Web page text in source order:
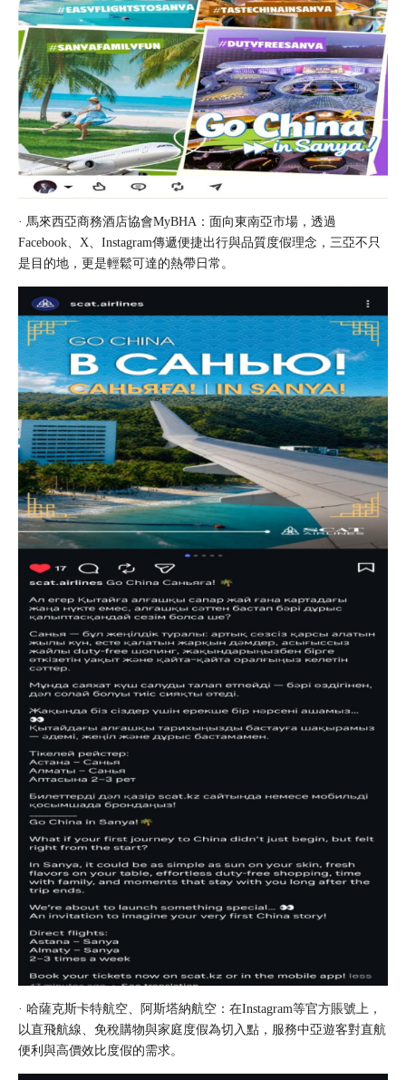
· 馬來西亞商務酒店協會MyBHA：面向東南亞市場，透過
Facebook、X、Instagram傳遞便捷出行與品質度假理念，三亞不只
是目的地，更是輕鬆可達的熱帶日常。
· 哈薩克斯卡特航空、阿斯塔納航空：在Instagram等官方賬號上，
以直飛航線、免稅購物與家庭度假為切入點，服務中亞遊客對直航
便利與高價效比度假的需求。